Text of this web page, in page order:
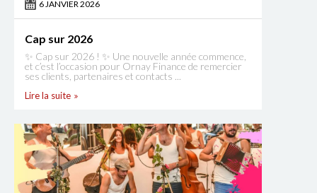
6 JANVIER 2026
Cap sur 2026
✨ Cap sur 2026 ! ✨ Une nouvelle année commence,
et c’est l’occasion pour Ornay Finance de remercier
ses clients, partenaires et contacts ...
Lire la suite